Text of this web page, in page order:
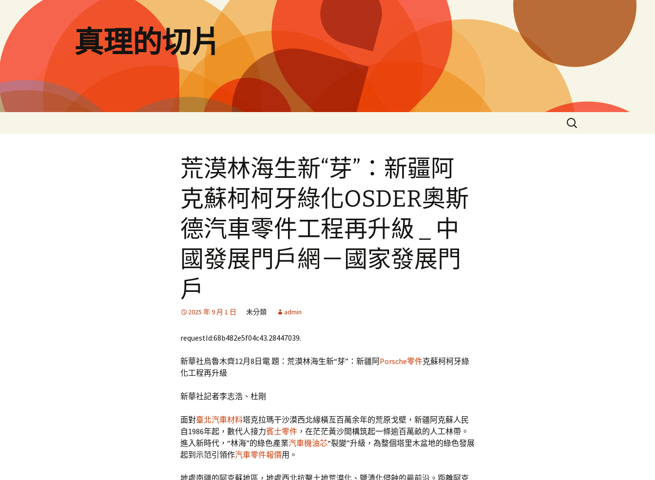
要
內
容
真理的切片
搜
尋
荒漠林海生新“芽”：新疆阿
克蘇柯柯牙綠化OSDER奧斯
德汽車零件工程再升級 _ 中
國發展門戶網－國家發展門
戶
2025 年 9 月 1 日 未分類 admin
requestId:68b482e5f04c43.28447039.
新華社烏魯木齊12月8日電 題：荒漠林海生新“芽”：新疆阿Porsche零件克蘇柯柯牙綠
化工程再升級
新華社記者李志浩、杜剛
面對臺北汽車材料塔克拉瑪干沙漠西北緣橫亙百萬余年的荒原戈壁，新疆阿克蘇人民
自1986年起，數代人接力賓士零件 ，在茫茫黃沙間構筑起一條逾百萬畝的人工林帶。
進入新時代，“林海”的綠色產業汽車機油芯“裂變”升級，為整個塔里木盆地的綠色發展
起到示范引領作汽車零件報價用。
地處南疆的阿克蘇地區，地處西北抗擊土地荒漠化、鹽漬化侵蝕的最前沿。距離阿克